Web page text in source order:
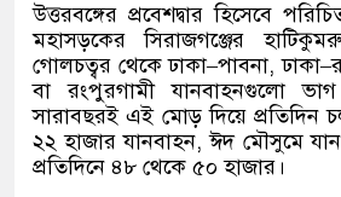
উত্তরবঙ্গের প্রবেশদ্বার হিসেবে
মহাসড়কের সিরাজগঞ্জের
গোলচত্বর থেকে ঢাকা–পাবনা,ঢাকা–
বা রংপুরগামী যানবাহনগুলো
সারাবছরই এই মোড় দিয়ে প্রতিদিন
২২ হাজার যানবাহন,ঈদ মৌসুমে
প্রতিদিনে ৪৮ থেকে ৫০ হাজার।